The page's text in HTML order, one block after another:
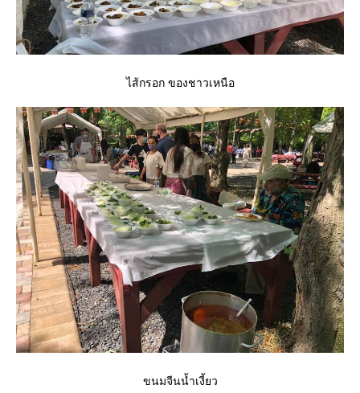
ไส้กรอก ของชาวเหนือ
ขนมจีนน้ำเงี้ยว